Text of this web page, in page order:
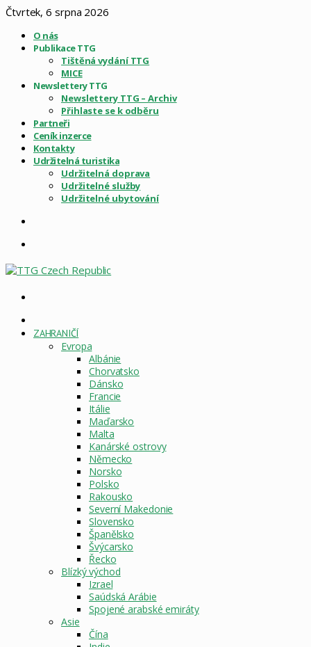
Čtvrtek, 6 srpna 2026
O nás
Publikace TTG
Tištěná vydání TTG
MICE
Newslettery TTG
Newslettery TTG – Archiv
Přihlaste se k odběru
Partneři
Ceník inzerce
Kontakty
Udržitelná turistika
Udržitelná doprava
Udržitelné služby
Udržitelné ubytování
STRÁNKA
ZAHRANIČÍ
Evropa
Albánie
Chorvatsko
Dánsko
Francie
Itálie
Maďarsko
Malta
Kanárské ostrovy
Německo
Norsko
Polsko
Rakousko
Severní Makedonie
Slovensko
Španělsko
Švýcarsko
Řecko
Blízký východ
Izrael
Saúdská Arábie
Spojené arabské emiráty
Asie
Čína